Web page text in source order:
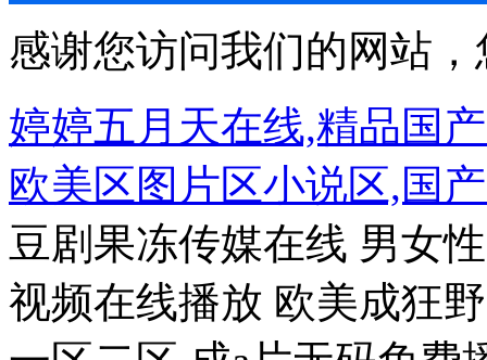
感谢您访问我们的网站
婷婷五月天在线,精品国
欧美区图片区小说区,国